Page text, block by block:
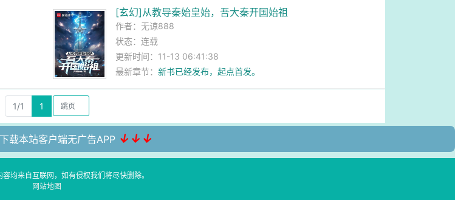
[玄幻]从教导秦始皇始，吾大秦开国始祖
作者： 无谅888
状态：连载
更新时间：11-13 06:41:38
最新章节： 新书已经发布，起点首发。
1/1 1
载本站客户端无广告APP ↓↓↓
均来自互联网，如有侵权我们将尽快删除。
网站地图